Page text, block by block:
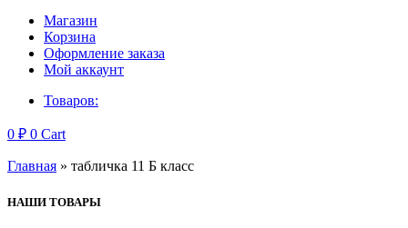
Магазин
Корзина
Оформление заказа
Мой аккаунт
Товаров:
0 ₽ 0 Cart
Главная » табличка 11 Б класс
НАШИ ТОВАРЫ